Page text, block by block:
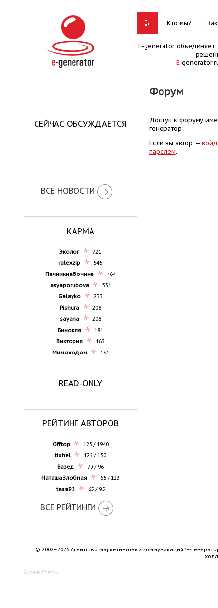
Кто мы?
E-generator объединяет
E-
Форум
СЕЙЧАС ОБСУЖДАЕТСЯ
ВСЕ НОВОСТИ
КАРМА
Эколог
721
ralexzip
545
Печникнабочине
464
asyaporubova
334
Galayko
233
Pishura
208
sayana
208
Бинокля
181
Виктория
163
Мимоходом
131
READ-ONLY
РЕЙТИНГ АВТОРОВ
Offtop
125 / 1940
tixhel
125 / 150
Базед
70 / 96
НаташаЗлобная
65 / 123
tasa93
65 / 95
ВСЕ РЕЙТИНГИ
Доступ к форуму
генератор.
Если вы автор —
паролем.
© 2002–2026 Агентство маркетинговых коммуникаций "Е-
Архив Статьи